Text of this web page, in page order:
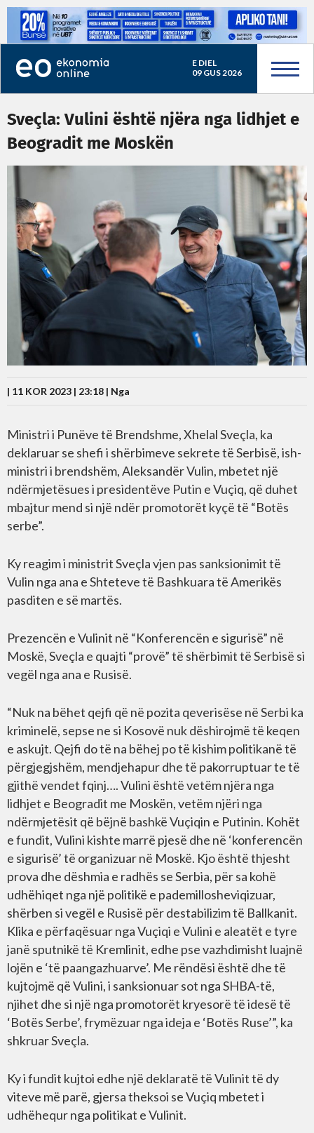
E DIEL
09 GUS 2026
Sveçla: Vulini është njëra nga lidhjet e
Beogradit me Moskën
| 11 KOR 2023 | 23:18 | Nga
Ministri i Punëve të Brendshme, Xhelal Sveçla, ka
deklaruar se shefi i shërbimeve sekrete të Serbisë, ish-
ministri i brendshëm, Aleksandër Vulin, mbetet një
ndërmjetësues i presidentëve Putin e Vuçiq, që duhet
mbajtur mend si një ndër promotorët kyçë të “Botës
serbe”.
Ky reagim i ministrit Sveçla vjen pas sanksionimit të
Vulin nga ana e Shteteve të Bashkuara të Amerikës
pasditen e së martës.
Prezencën e Vulinit në “Konferencën e sigurisë” në
Moskë, Sveçla e quajti “provë” të shërbimit të Serbisë si
vegël nga ana e Rusisë.
“Nuk na bëhet qejfi që në pozita qeverisëse në Serbi ka
kriminelë, sepse ne si Kosovë nuk dëshirojmë të keqen
e askujt. Qejfi do të na bëhej po të kishim politikanë të
përgjegjshëm, mendjehapur dhe të pakorruptuar te të
gjithë vendet fqinj…. Vulini është vetëm njëra nga
lidhjet e Beogradit me Moskën, vetëm njëri nga
ndërmjetësit që bëjnë bashkë Vuçiqin e Putinin. Kohët
e fundit, Vulini kishte marrë pjesë dhe në ‘konferencën
e sigurisë’ të organizuar në Moskë. Kjo është thjesht
prova dhe dëshmia e radhës se Serbia, për sa kohë
udhëhiqet nga një politikë e pademillosheviqizuar,
shërben si vegël e Rusisë për destabilizim të Ballkanit.
Klika e përfaqësuar nga Vuçiqi e Vulini e aleatët e tyre
janë sputnikë të Kremlinit, edhe pse vazhdimisht luajnë
lojën e ‘të paangazhuarve’. Me rëndësi është dhe të
kujtojmë që Vulini, i sanksionuar sot nga SHBA-të,
njihet dhe si një nga promotorët kryesorë të idesë të
‘Botës Serbe’, frymëzuar nga ideja e ‘Botës Ruse’”, ka
shkruar Sveçla.
Ky i fundit kujtoi edhe një deklaratë të Vulinit të dy
viteve më parë, gjersa theksoi se Vuçiq mbetet i
udhëhequr nga politikat e Vulinit.